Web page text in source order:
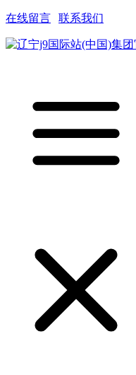
在线留言 联系我们